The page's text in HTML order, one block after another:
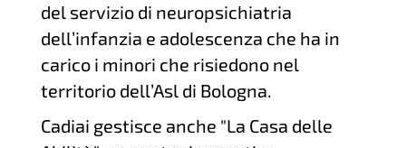
del servizio di neuropsichiatria
dell’infanzia e adolescenza che ha in
carico i minori che risiedono nel
territorio dell’Asl di Bologna.
Cadiai gestisce anche "La Casa delle